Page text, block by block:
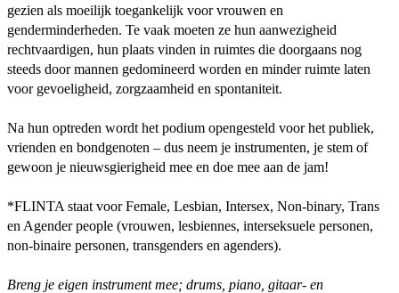
gezien als moeilijk toegankelijk voor vrouwen en
genderminderheden. Te vaak moeten ze hun aanwezigheid
rechtvaardigen, hun plaats vinden in ruimtes die doorgaans nog
steeds door mannen gedomineerd worden en minder ruimte laten
voor gevoeligheid, zorgzaamheid en spontaniteit.
Na hun optreden wordt het podium opengesteld voor het publiek,
vrienden en bondgenoten – dus neem je instrumenten, je stem of
gewoon je nieuwsgierigheid mee en doe mee aan de jam!
*FLINTA staat voor Female, Lesbian, Intersex, Non-binary, Trans
en Agender people (vrouwen, lesbiennes, interseksuele personen,
non-binaire personen, transgenders en agenders).
Breng je eigen instrument mee; drums, piano, gitaar- en